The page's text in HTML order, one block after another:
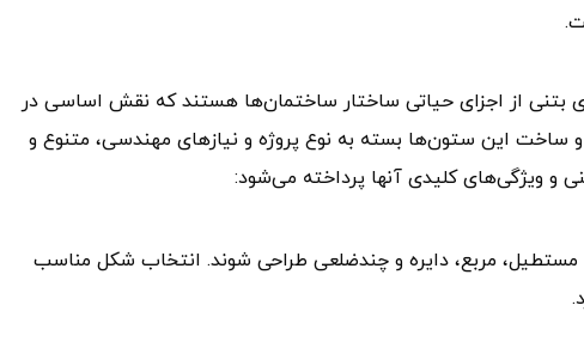
بتنی از اجزای حیاتی ساختار ساختمان‌ها هستند که نقش اساسی در
ساخت این ستون‌ها بسته به نوع پروژه و نیازهای مهندسی، متنوع و
و ویژگی‌های کلیدی آنها پرداخته می‌شود:
مربع، دایره و چندضلعی طراحی شوند. انتخاب شکل مناسب